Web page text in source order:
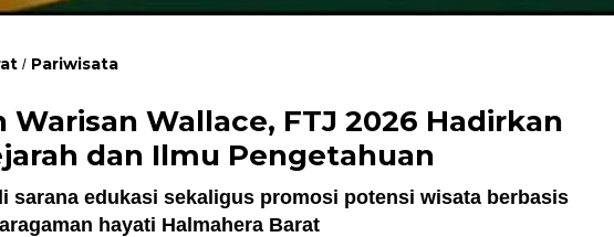
/ Pariwisata
Warisan Wallace, FTJ 2026 Hadirkan
dan Ilmu Pengetahuan
sarana edukasi sekaligus promosi potensi wisata berbasis
hayati Halmahera Barat